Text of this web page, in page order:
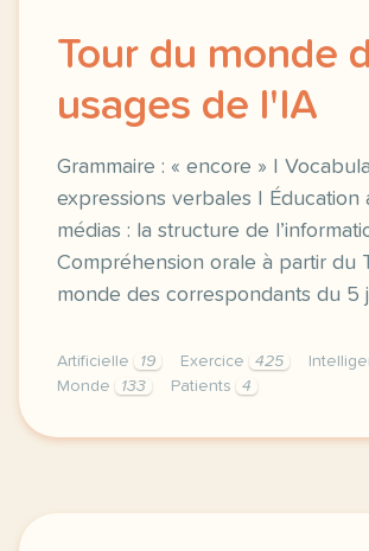
Tour du monde
usages de l'IA
Grammaire : « encore » |
expressions verbales | Éducation
médias : la structure de
Compréhension orale à partir du
monde des correspondants du 5
Artificielle 19 Exercice 425
Monde
133 Patients 4
exercice c1 c2 tour du monde